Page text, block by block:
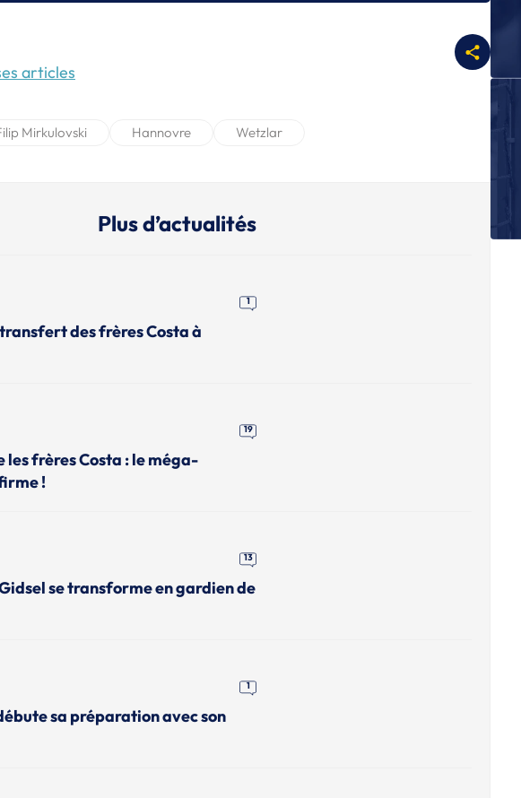
articles
Mirkulovski Hannovre Wetzlar
Plus d’actualités
1
des frères Costa à
19
les frères Costa : le méga-
!
13
se transforme en gardien de
1
sa préparation avec son